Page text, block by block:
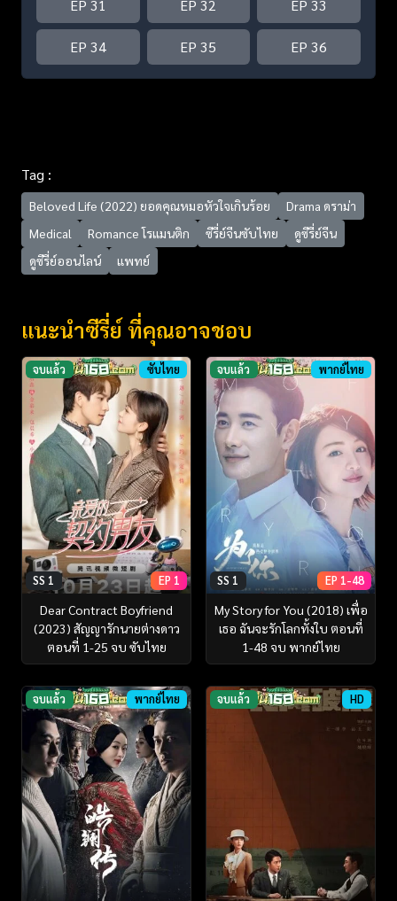
EP 31 EP 32 EP 33
EP 34 EP 35 EP 36
Tag :
Beloved Life (2022) ยอดคุณหมอหัวใจเกินร้อย
Drama ดราม่า
Medical
Romance โรแมนติก ซีรี่ย์จีนซับไทย
ดูซีรี่ย์จีน
ดูซีรี่ย์ออนไลน์
แพทย์
แนะนำซีรี่ย์ ที่คุณอาจชอบ
จบแล้ว ซับไทย
SS 1 EP 1
Dear Contract Boyfriend
(2023) สัญญารักนายต่างดาว
ตอนที่ 1-25 จบ ซับไทย
จบแล้ว พากย์ไทย
SS 1 EP 1-48
My Story for You (2018) เพื่อ
เธอ ฉันจะรักโลกทั้งใบ ตอนที่
1-48 จบ พากย์ไทย
จบแล้ว พากย์ไทย จบแล้ว HD